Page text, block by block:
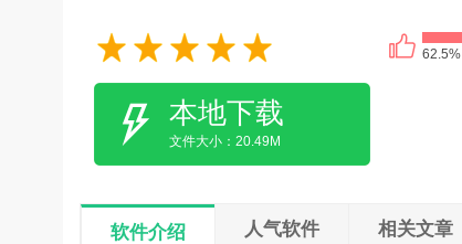
62.5%
本地下载
文件大小：20.49M
软件介绍 人气软件 相关文章